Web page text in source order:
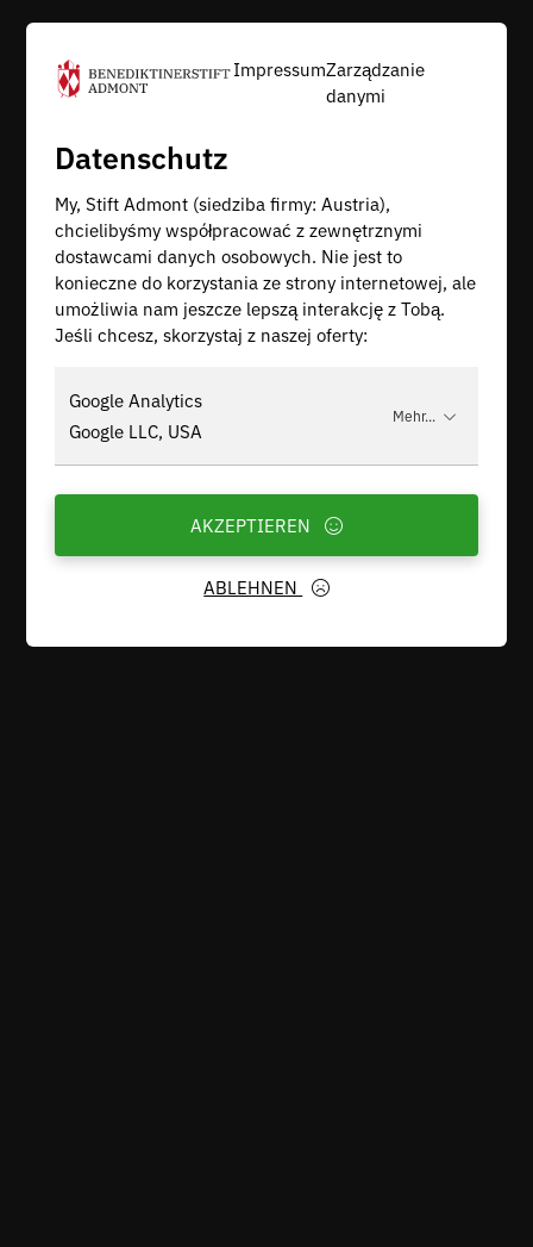
ImpressumZarządzanie
danymi
Datenschutz
My, Stift Admont (siedziba firmy: Austria),
chcielibyśmy współpracować z zewnętrznymi
dostawcami danych osobowych. Nie jest to
konieczne do korzystania ze strony internetowej, ale
umożliwia nam jeszcze lepszą interakcję z Tobą.
Jeśli chcesz, skorzystaj z naszej oferty:
Google Analytics
Google LLC, USA
Mehr...
ABLEHNEN
AKZEPTIEREN